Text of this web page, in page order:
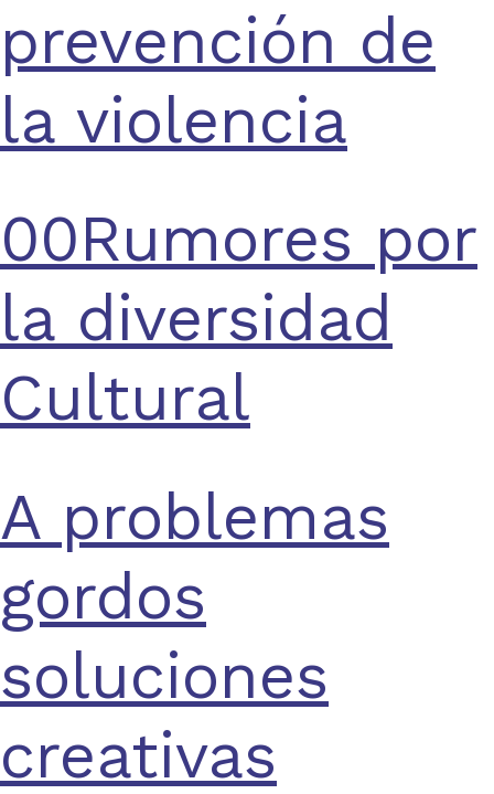
prevención de
la violencia
00Rumores por
la diversidad
Cultural
A problemas
gordos
soluciones
creativas